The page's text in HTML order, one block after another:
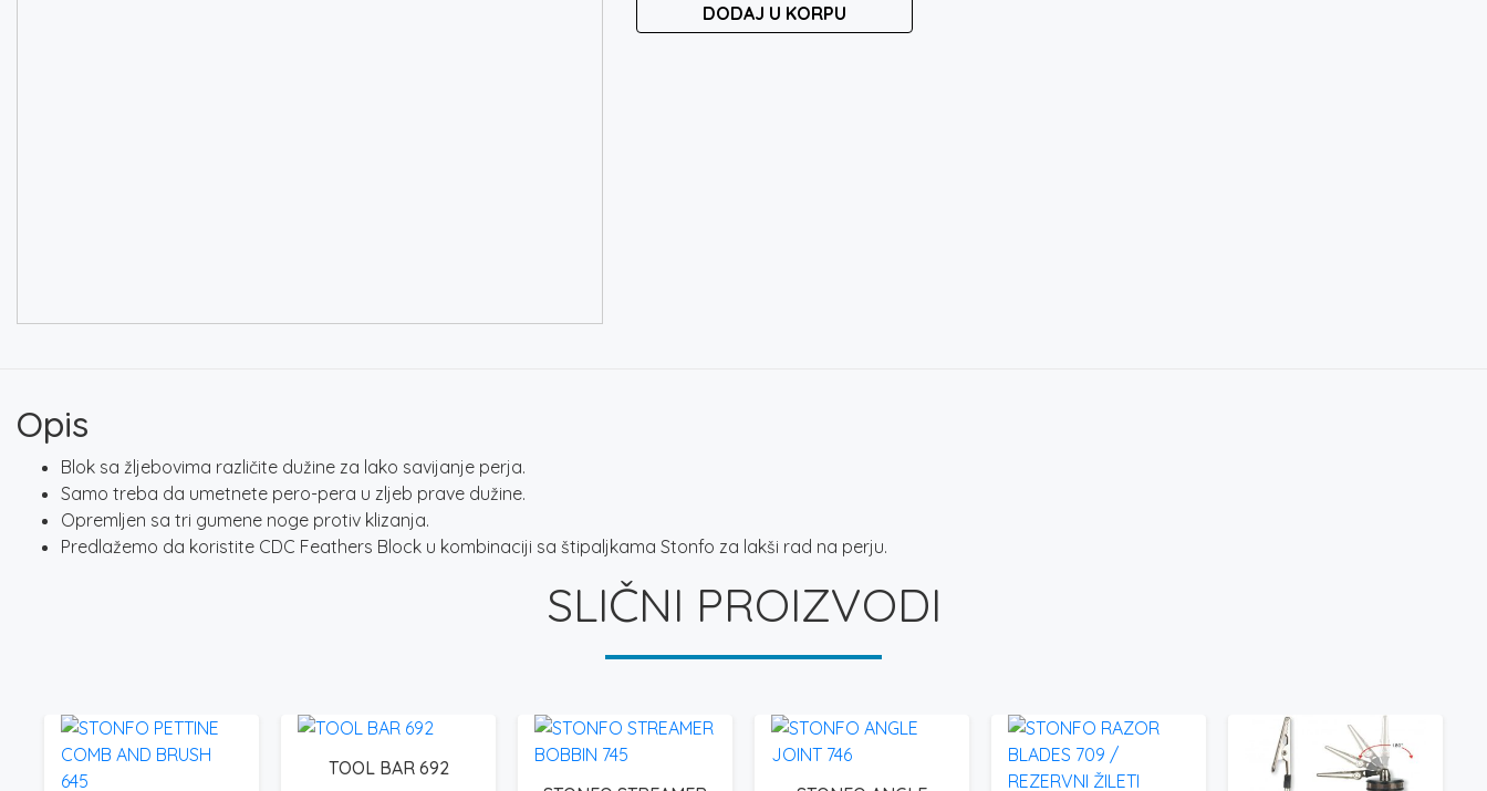
FEATHERS
BLOCK
DODAJ U KORPU
Opis
Blok sa žljebovima različite dužine za lako savijanje perja.
Samo treba da umetnete pero-pera u zljeb prave dužine.
Opremljen sa tri gumene noge protiv klizanja.
Predlažemo da koristite CDC Feathers Block u kombinaciji sa štipaljkama Stonfo za lakši rad na perju.
SLIČNI PROIZVODI
TOOL BAR 692